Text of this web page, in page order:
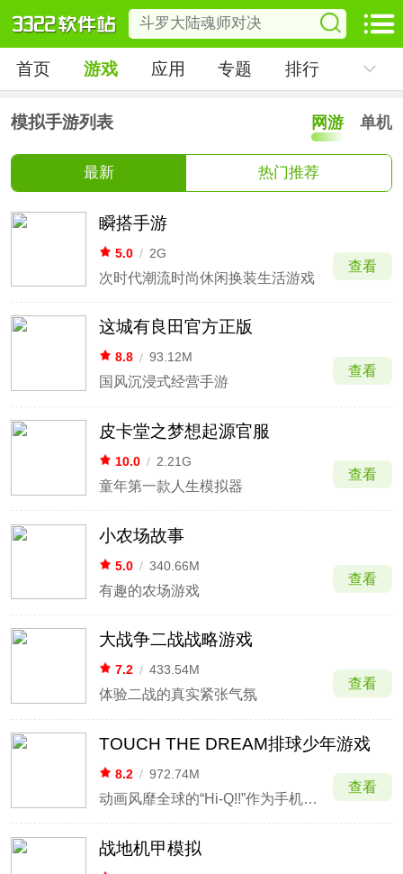
首页 游戏 应用 专题 排行
模拟手游列表 网游 单机
最新 热门推荐
瞬搭手游
5.0 / 2G
次时代潮流时尚休闲换装生活游戏
查看
这城有良田官方正版
8.8 / 93.12M
国风沉浸式经营手游
查看
皮卡堂之梦想起源官服
10.0 / 2.21G
童年第一款人生模拟器
查看
小农场故事
5.0 / 340.66M
有趣的农场游戏
查看
大战争二战战略游戏
7.2 / 433.54M
体验二战的真实紧张气氛
查看
TOUCH THE DREAM排球少年游戏
8.2 / 972.74M
动画风靡全球的“Hi-Q!!”作为手机游戏登场
查看
战地机甲模拟